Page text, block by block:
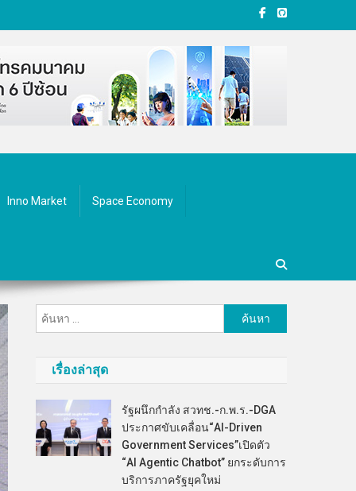
Inno Market Space Economy
ค้นหา
สำหรับ:
เรื่องล่าสุด
รัฐผนึกกำลัง สวทช.-ก.พ.ร.-DGA
ประกาศขับเคลื่อน“AI-Driven
Government Services”เปิดตัว
“AI Agentic Chatbot” ยกระดับการ
บริการภาครัฐยุคใหม่